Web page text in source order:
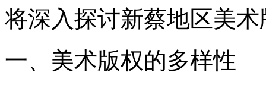
将深入探讨新蔡地区美
一、美术版权的多样性